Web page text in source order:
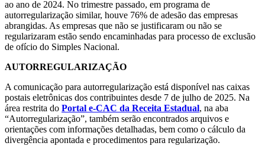
ao ano de 2024. No trimestre passado, em programa de
autorregularização similar, houve 76% de adesão das empresas
abrangidas. As empresas que não se justificaram ou não se
regularizaram estão sendo encaminhadas para processo de exclusão
de ofício do Simples Nacional.
AUTORREGULARIZAÇÃO
A comunicação para autorregularização está disponível nas caixas
postais eletrônicas dos contribuintes desde 7 de julho de 2025. Na
área restrita do Portal e-CAC da Receita Estadual, na aba
“Autorregularização”, também serão encontrados arquivos e
orientações com informações detalhadas, bem como o cálculo da
divergência apontada e procedimentos para regularização.